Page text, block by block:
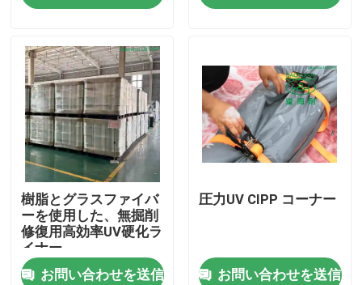
私達について
工場旅行
品質管理
私達に連絡しなさい
ニュース
樹脂とグラスファイバ
ーを使用した、無掘削
修復用高効率UV硬化ラ
イナー
お問い合わせを送信
圧力UV CIPP コーナー
お問い合わせを送信